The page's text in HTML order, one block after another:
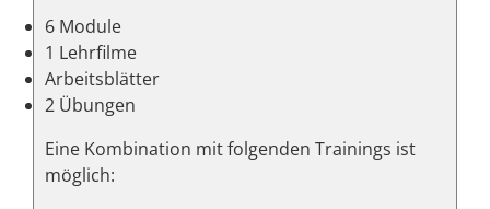
6 Module
1 Lehrfilme
Arbeitsblätter
2 Übungen
Eine Kombination mit folgenden Trainings ist
möglich: